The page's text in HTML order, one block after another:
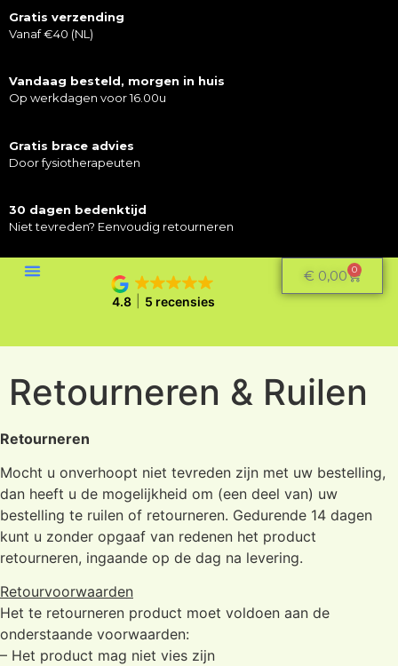
Gratis verzending
Vanaf €40 (NL)
Vandaag besteld, morgen in huis
Op werkdagen voor 16.00u
Gratis brace advies
Door fysiotherapeuten
30 dagen bedenktijd
Niet tevreden? Eenvoudig retourneren
4.8 5 recensies
€ 0,00 0
Retourneren & Ruilen
Retourneren
Mocht u onverhoopt niet tevreden zijn met uw bestelling,
dan heeft u de mogelijkheid om (een deel van) uw
bestelling te ruilen of retourneren. Gedurende 14 dagen
kunt u zonder opgaaf van redenen het product
retourneren, ingaande op de dag na levering.
Retourvoorwaarden
Het te retourneren product moet voldoen aan de
onderstaande voorwaarden:
– Het product mag niet vies zijn